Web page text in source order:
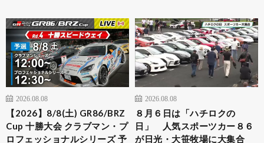
2026.08.08
【2026】8/8(土) GR86/BRZ
Cup 十勝大会 クラブマン・プ
ロフェッショナルシリーズ 予
2026.08.08
８月６日は「ハチロクの
日」 人気スポーツカー８６
が日光・大笹牧場に大集合